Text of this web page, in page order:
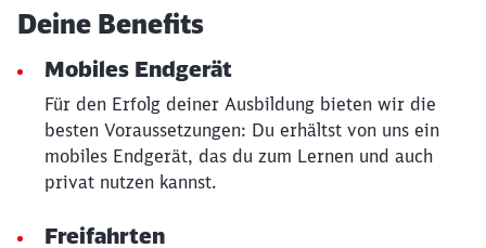
Deine Benefits
Mobiles Endgerät
Für den Erfolg deiner Ausbildung bieten wir die
besten Voraussetzungen: Du erhältst von uns ein
mobiles Endgerät, das du zum Lernen und auch
privat nutzen kannst.
Freifahrten